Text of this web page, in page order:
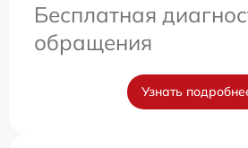
Бесплатная
обращения
Узнать